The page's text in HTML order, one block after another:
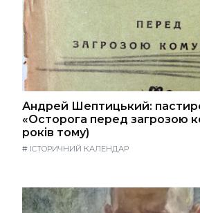
Андрей Шептицький:
«Осторога перед загрозою
років тому)
# ІСТОРИЧНИЙ КАЛЕНДАР